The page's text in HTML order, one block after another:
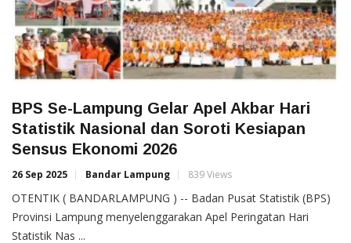
BPS Se-Lampung Gelar Apel Akbar Hari
Statistik Nasional dan Soroti Kesiapan
Sensus Ekonomi 2026
26 Sep 2025 Bandar Lampung 839 Views
OTENTIK ( BANDARLAMPUNG ) -- Badan Pusat Statistik (BPS)
Provinsi Lampung menyelenggarakan Apel Peringatan Hari
Statistik Nas ...